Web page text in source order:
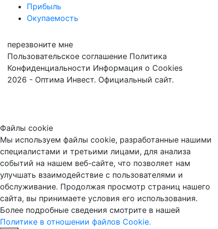
Прибыль
Окупаемость
перезвоните мне
Пользовательское соглашение Политика
Конфиденциальности Информация о Cookies
2026 - Оптима Инвест. Официальный сайт.
Файлы cookie
Мы используем файлы cookie, разработанные нашими
специалистами и третьими лицами, для анализа
событий на нашем веб-сайте, что позволяет нам
улучшать взаимодействие с пользователями и
обслуживание. Продолжая просмотр страниц нашего
сайта, вы принимаете условия его использования.
Более подробные сведения смотрите в нашей
Политике в отношении файлов Cookie.